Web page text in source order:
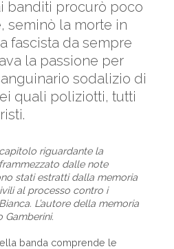
banditi procurò poco
seminò la morte in
fascista da sempre
la passione per
sodalizio di
quali poliziotti, tutti
riguardante la
dalle note
stati estratti dalla memoria
al processo contro i
L’autore della memoria
Gamberini.
banda comprende le